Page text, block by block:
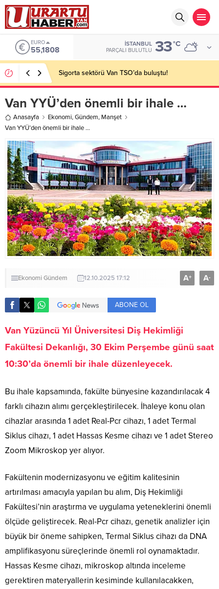
EURO
55,1808
İSTANBUL
PARÇALI BULUTLU 33°C
Sigorta sektörü Van TSO’da buluştu!
Van YYÜ’den önemli bir ihale …
Anasayfa Ekonomi,Gündem, Manşet
Van YYÜ’den önemli bir ihale …
Ekonomi Gündem 12.10.2025 17:12 A+ A-
ABONE OL
Van Yüzüncü Yıl Üniversitesi Diş Hekimliği
Fakültesi Dekanlığı, 30 Ekim Perşembe günü saat
10:30’da önemli bir ihale düzenleyecek.
Bu ihale kapsamında, fakülte bünyesine kazandırılacak 4
farklı cihazın alımı gerçekleştirilecek. İhaleye konu olan
cihazlar arasında 1 adet Real-Pcr cihazı, 1 adet Termal
Siklus cihazı, 1 adet Hassas Kesme cihazı ve 1 adet Stereo
Zoom Mikroskop yer alıyor.
Fakültenin modernizasyonu ve eğitim kalitesinin
artırılması amacıyla yapılan bu alım, Diş Hekimliği
Fakültesi’nin araştırma ve uygulama yeteneklerini önemli
ölçüde geliştirecek. Real-Pcr cihazı, genetik analizler için
büyük bir öneme sahipken, Termal Siklus cihazı da DNA
amplifikasyonu süreçlerinde önemli rol oynamaktadır.
Hassas Kesme cihazı, mikroskop altında inceleme
gerektiren materyallerin kesiminde kullanılacakken,